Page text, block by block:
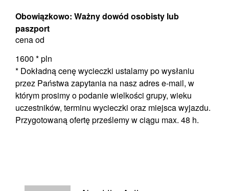
Obowiązkowo: Ważny dowód osobisty lub
paszport
cena od
1600 *pln
* Dokładną cenę wycieczki ustalamy po wysłaniu
przez Państwa zapytania na nasz adres e-mail, w
którym prosimy o podanie wielkości grupy, wieku
uczestników, terminu wycieczki oraz miejsca wyjazdu.
Przygotowaną ofertę prześlemy w ciągu max. 48 h.